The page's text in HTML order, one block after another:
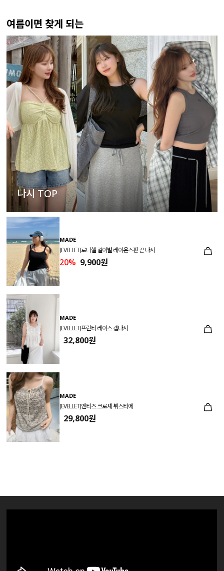
여름이면 찾게 되는
나시 TOP
MADE
[EVELLET]로니헬 길이별 레이온스판 끈 나시
20% 9,900원
MADE
[EVELLET]프린티 레이스 캡나시
32,800원
MADE
[EVELLET]엔티즈 크로셰 뷔스티에
29,800원